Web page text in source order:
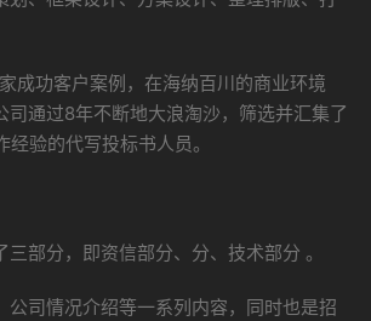
成功客户案例，在海纳百川的商业环境
司通过8年不断地大浪淘沙，筛选并汇集了
验的代写投标书人员。
部分，即资信部分、分、技术部分 。
公司情况介绍等一系列内容，同时也是招